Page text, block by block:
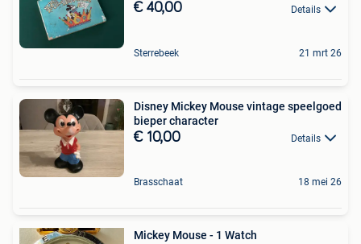
€ 40,00 Details
Sterrebeek 21 mrt 26
Disney Mickey Mouse vintage speelgoed
bieper character
€ 10,00 Details
Brasschaat 18 mei 26
Mickey Mouse - 1 Watch